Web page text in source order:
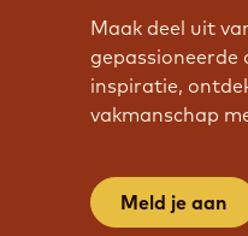
Maak deel uit
gepassioneerde
inspiratie,
vakmanschap
Meld je aan